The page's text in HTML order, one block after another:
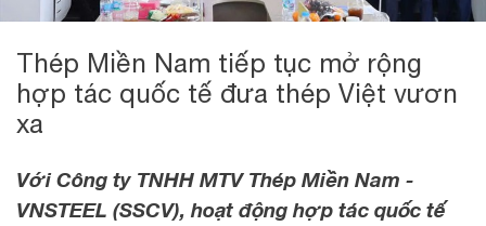
Thép Miền Nam tiếp tục mở rộng
hợp tác quốc tế đưa thép Việt vươn
xa
Với Công ty TNHH MTV Thép Miền Nam -
VNSTEEL (SSCV), hoạt động hợp tác quốc tế